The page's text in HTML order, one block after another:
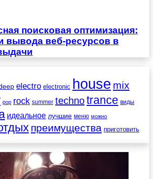
поисковая оптимизация:
вывода веб-ресурсов в
electro electronic house mix
pop rock summer technotrance виды
идеальное лучшие меню можно
преимущества приготовить